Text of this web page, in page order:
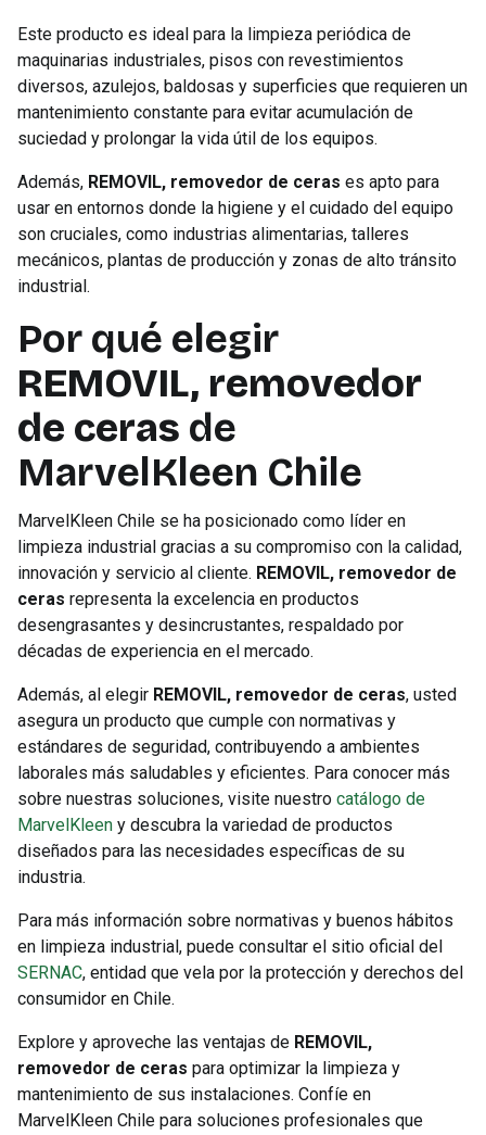
Este producto es ideal para la limpieza periódica de
maquinarias industriales, pisos con revestimientos
diversos, azulejos, baldosas y superficies que requieren un
mantenimiento constante para evitar acumulación de
suciedad y prolongar la vida útil de los equipos.
Además, REMOVIL, removedor de ceras es apto para
usar en entornos donde la higiene y el cuidado del equipo
son cruciales, como industrias alimentarias, talleres
mecánicos, plantas de producción y zonas de alto tránsito
industrial.
Por qué elegir
REMOVIL, removedor
de ceras de
MarvelKleen Chile
MarvelKleen Chile se ha posicionado como líder en
limpieza industrial gracias a su compromiso con la calidad,
innovación y servicio al cliente. REMOVIL, removedor de
ceras representa la excelencia en productos
desengrasantes y desincrustantes, respaldado por
décadas de experiencia en el mercado.
Además, al elegir REMOVIL, removedor de ceras, usted
asegura un producto que cumple con normativas y
estándares de seguridad, contribuyendo a ambientes
laborales más saludables y eficientes. Para conocer más
sobre nuestras soluciones, visite nuestro catálogo de
MarvelKleen y descubra la variedad de productos
diseñados para las necesidades específicas de su
industria.
Para más información sobre normativas y buenos hábitos
en limpieza industrial, puede consultar el sitio oficial del
SERNAC, entidad que vela por la protección y derechos del
consumidor en Chile.
Explore y aproveche las ventajas de REMOVIL,
removedor de ceras para optimizar la limpieza y
mantenimiento de sus instalaciones. Confíe en
MarvelKleen Chile para soluciones profesionales que